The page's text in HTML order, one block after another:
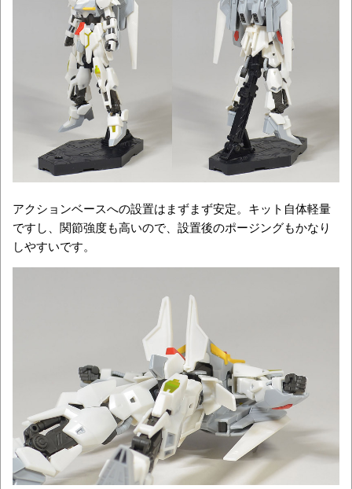
アクションベースへの設置はまずまず安定。キット自体軽量
ですし、関節強度も高いので、設置後のポージングもかなり
しやすいです。